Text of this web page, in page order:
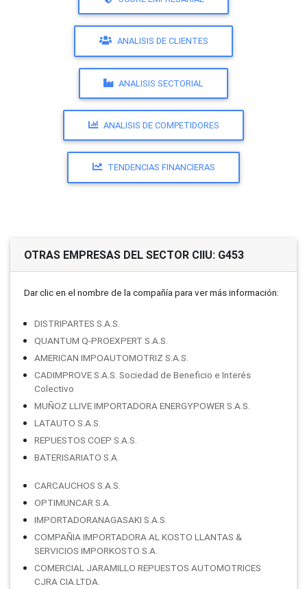
ANALISIS DE CLIENTES
ANALISIS SECTORIAL
ANALISIS DE COMPETIDORES
TENDENCIAS FINANCIERAS
OTRAS EMPRESAS DEL SECTOR CIIU: G453
Dar clic en el nombre de la compañí­a para ver más información:
DISTRIPARTES S.A.S.
QUANTUM Q-PROEXPERT S.A.S.
AMERICAN IMPOAUTOMOTRIZ S.A.S.
CADIMPROVE S.A.S. Sociedad de Beneficio e Interés
Colectivo
MUÑOZ LLIVE IMPORTADORA ENERGYPOWER S.A.S.
LATAUTO S.A.S.
REPUESTOS COEP S.A.S.
BATERISARIATO S.A.
CARCAUCHOS S.A.S.
OPTIMUNCAR S.A.
IMPORTADORANAGASAKI S.A.S.
COMPAÑIA IMPORTADORA AL KOSTO LLANTAS &
SERVICIOS IMPORKOSTO S.A.
COMERCIAL JARAMILLO REPUESTOS AUTOMOTRICES
CJRA CIA.LTDA.